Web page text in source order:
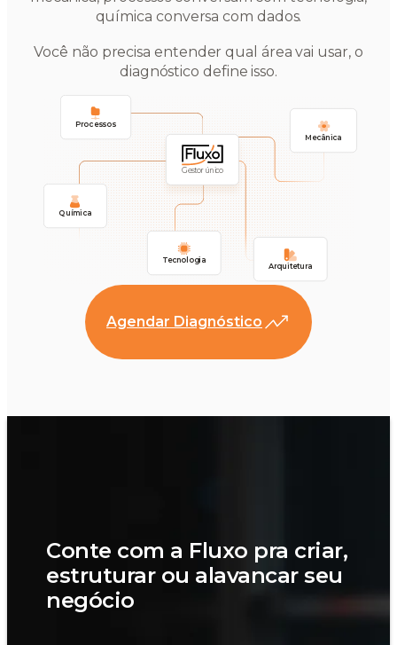
Processos
Gestor único
Mecânica
Tecnologia
Arquitetura
Química
química conversa com dados.
Você não precisa entender qual área vai usar, o
diagnóstico define isso.
Agendar Diagnóstico
Conte com a Fluxo pra criar,
estruturar ou alavancar seu
negócio